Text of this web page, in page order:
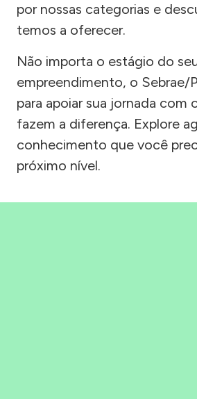
por nossas categorias e
temos a oferecer.
Não importa o estágio do
empreendimento, o Sebrae/
para apoiar sua jornada com
fazem a diferença. Explore
conhecimento que você
próximo nível.